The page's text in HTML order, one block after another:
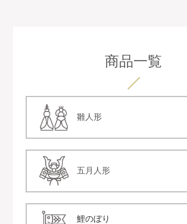
商品一覧
雛人形
五月人形
鯉のぼり